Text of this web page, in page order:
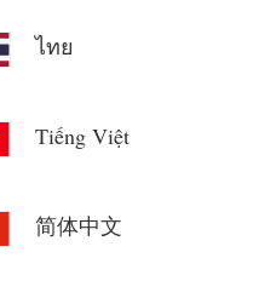
ไทย
Tiếng Việt
简体中文